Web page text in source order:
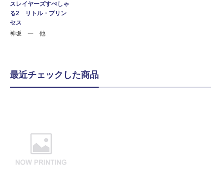
スレイヤーズすぺしゃ
る2 リトル・プリン
セス
神坂 一 他
最近チェックした商品